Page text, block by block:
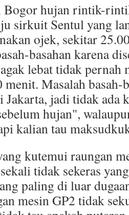
Bogor hujan rintik-
sirkuit Sentul yang
ojek, sekitar
basahan karena
lebat tidak pernah
Masalah basah-
jadi tidak ada
hujan",
kalian tau
kutemui raungan
tidak sekeras
paling di luar
mesin GP2 tidak